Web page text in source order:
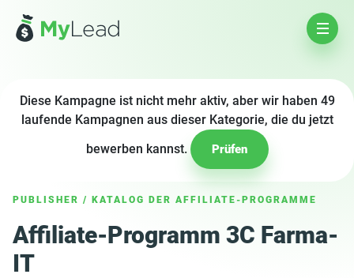
Diese Kampagne ist nicht mehr aktiv, aber wir haben 49
laufende Kampagnen aus dieser Kategorie, die du jetzt
bewerben kannst.
Prüfen
PUBLISHER / KATALOG DER AFFILIATE-PROGRAMME
Affiliate-Programm 3C Farma-
IT